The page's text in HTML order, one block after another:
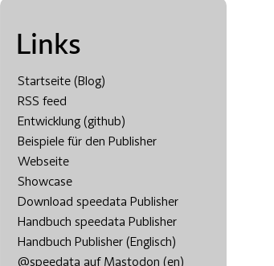
Links
Startseite (Blog)
RSS feed
Entwicklung (github)
Beispiele für den Publisher
Webseite
Showcase
Download speedata Publisher
Handbuch speedata Publisher
Handbuch Publisher (Englisch)
@speedata auf Mastodon (en)